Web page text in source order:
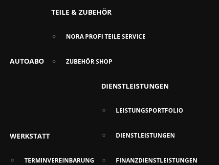
AUTOABO
TEILE & ZUBEHÖR
NORA PROFI TEILE SERVICE
ZUBEHÖR SHOP
WERKSTATT
TERMINVEREINBARUNG
DIENSTLEISTUNGEN
LEISTUNGSPORTFOLIO
DIENSTLEISTUNGEN
FINANZDIENSTLEISTUNGEN